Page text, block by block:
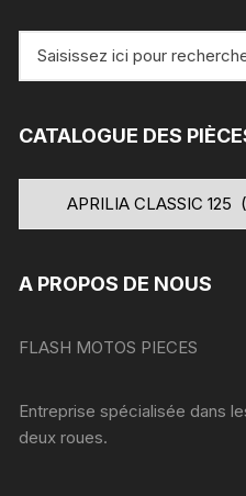
pour
CATALOGUE DES
A PROPOS DE NOUS
FLASH MOTOS PIECES
Entreprise spécialisée dans
deux roues.